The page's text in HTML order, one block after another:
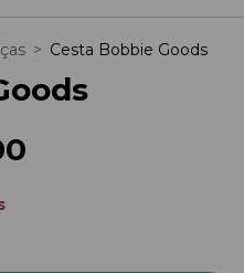
> Cesta Bobbie Goods